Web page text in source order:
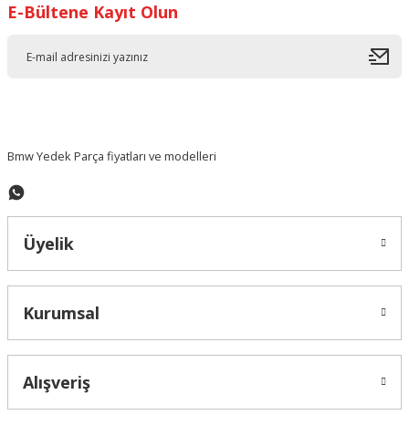
Ürün resmi kalitesiz, bozuk veya görüntülenemiyor.
E-Bültene Kayıt Olun
Bmw Yedek Parça fiyatları ve modelleri
Üyelik
Kurumsal
Alışveriş